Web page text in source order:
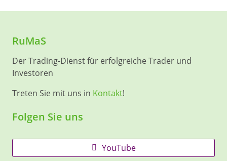
RuMaS
Der Trading-Dienst für erfolgreiche Trader und
Investoren
Treten Sie mit uns in Kontakt!
Folgen Sie uns
YouTube